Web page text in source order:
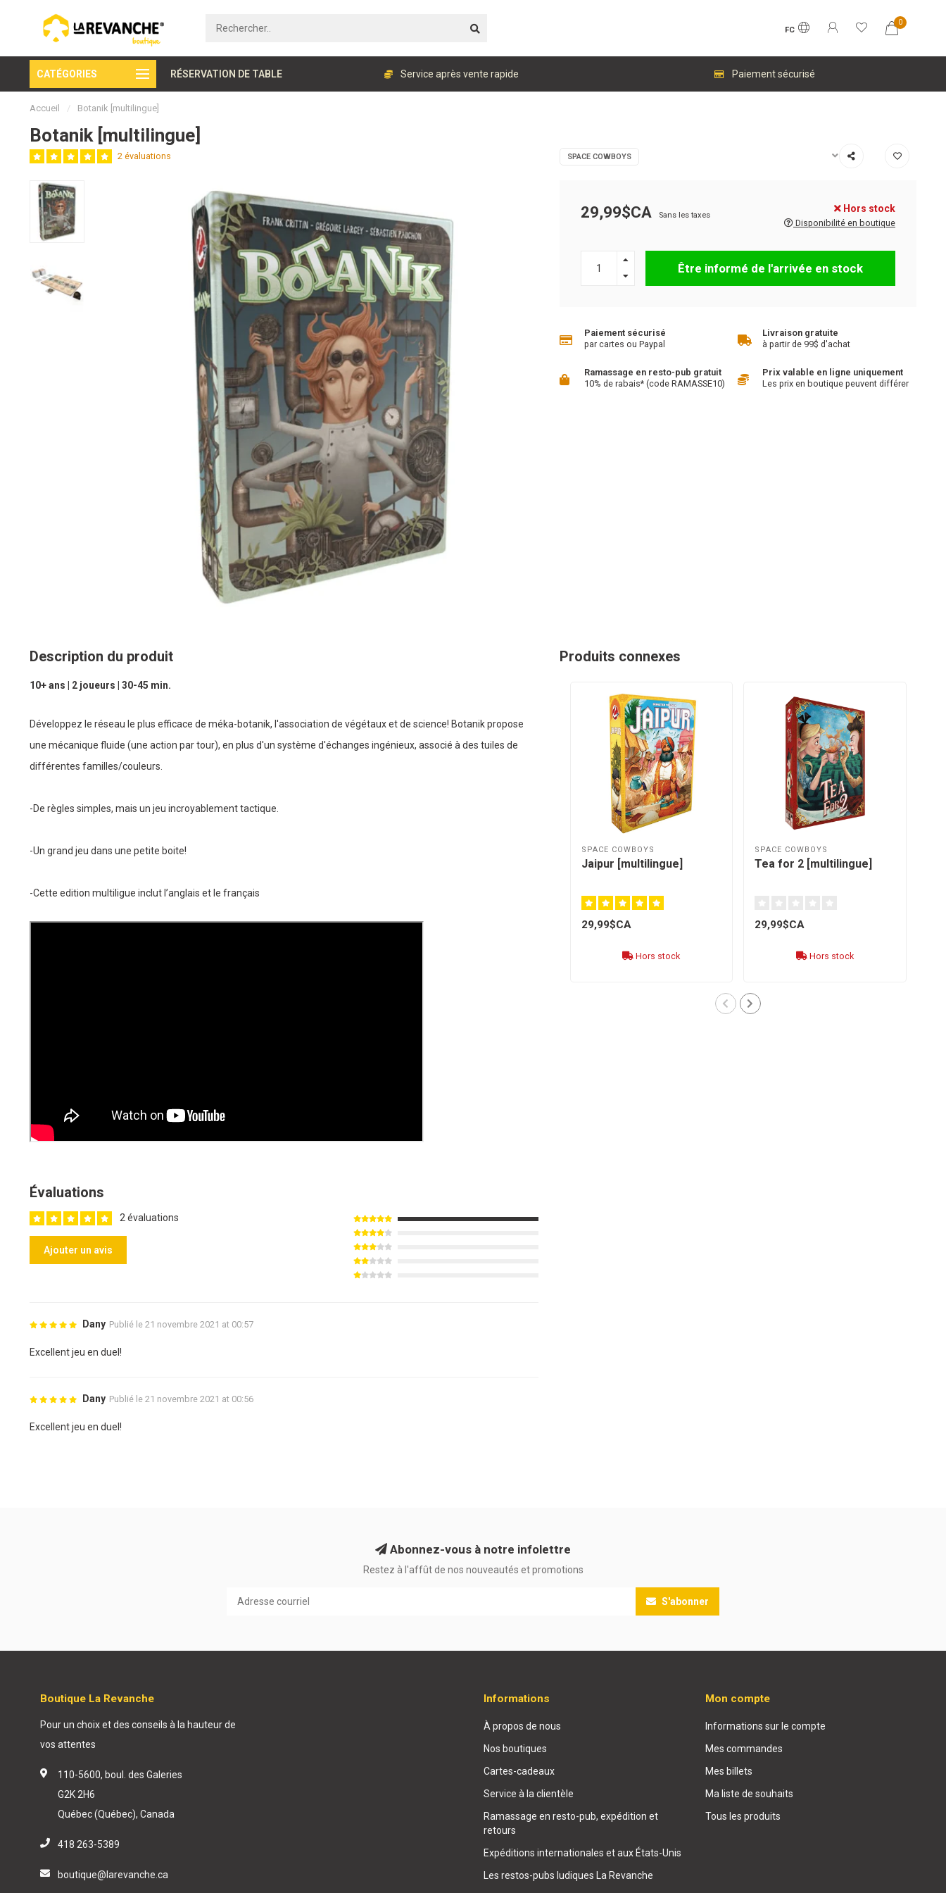
FC
0
CATÉGORIES RÉSERVATION DE TABLE
Paiement sécurisé Service après vente rapide Paiement sécurisé
Accueil / Botanik [multilingue]
Botanik [multilingue]
2 évaluations SPACE COWBOYS
29,99$CA Sans les taxes
Hors stock
Disponibilité en boutique
Être informé de l'arrivée en stock
Paiement sécurisé
par cartes ou Paypal
Livraison gratuite
à partir de 99$ d'achat
Ramassage en resto-pub gratuit
10% de rabais* (code RAMASSE10)
Prix valable en ligne uniquement
Les prix en boutique peuvent différer
Description du produit
10+ ans | 2 joueurs | 30-45 min.
Développez le réseau le plus efficace de méka-botanik, l'association de végétaux et de science! Botanik propose
une mécanique fluide (une action par tour), en plus d'un système d'échanges ingénieux, associé à des tuiles de
différentes familles/couleurs.
-De règles simples, mais un jeu incroyablement tactique.
-Un grand jeu dans une petite boite!
-Cette edition multiligue inclut l’anglais et le français
Évaluations
2 évaluations
Ajouter un avis
Dany Publié le 21 novembre 2021 at 00:57
Excellent jeu en duel!
Dany Publié le 21 novembre 2021 at 00:56
Excellent jeu en duel!
Produits connexes
SPACE COWBOYS
Jaipur [multilingue]
29,99$CA
Hors stock
SPACE COWBOYS
Tea for 2 [multilingue]
29,99$CA
Hors stock
Abonnez-vous à notre infolettre
Restez à l'affût de nos nouveautés et promotions
S'abonner
Boutique La Revanche
Pour un choix et des conseils à la hauteur de
vos attentes
110-5600, boul. des Galeries
G2K 2H6
Québec (Québec), Canada
418 263-5389
boutique@larevanche.ca
Informations
À propos de nous
Nos boutiques
Cartes-cadeaux
Service à la clientèle
Ramassage en resto-pub, expédition et
retours
Expéditions internationales et aux États-Unis
Les restos-pubs ludiques La Revanche
Mon compte
Informations sur le compte
Mes commandes
Mes billets
Ma liste de souhaits
Tous les produits